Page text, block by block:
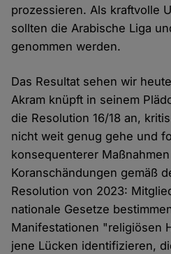
prozessieren. Als kraftvolle
sollten die Arabische Liga
genommen werden.
Das Resultat sehen wir
Akram knüpft in seinem
die Resolution 16/18 an,
nicht weit genug gehe und
konsequenterer
Koranschändungen gemäß
Resolution von 2023:
nationale Gesetze
Manifestationen "religiösen
jene Lücken identifizieren,